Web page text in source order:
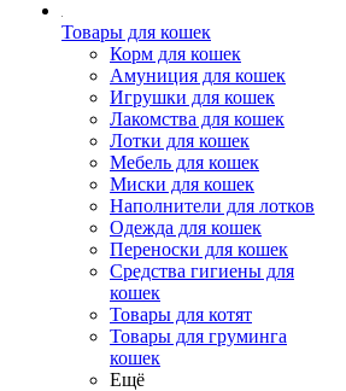
Товары для кошек
Корм для кошек
Амуниция для кошек
Игрушки для кошек
Лакомства для кошек
Лотки для кошек
Мебель для кошек
Миски для кошек
Наполнители для лотков
Одежда для кошек
Переноски для кошек
Средства гигиены для
кошек
Товары для котят
Товары для груминга
кошек
Ещё